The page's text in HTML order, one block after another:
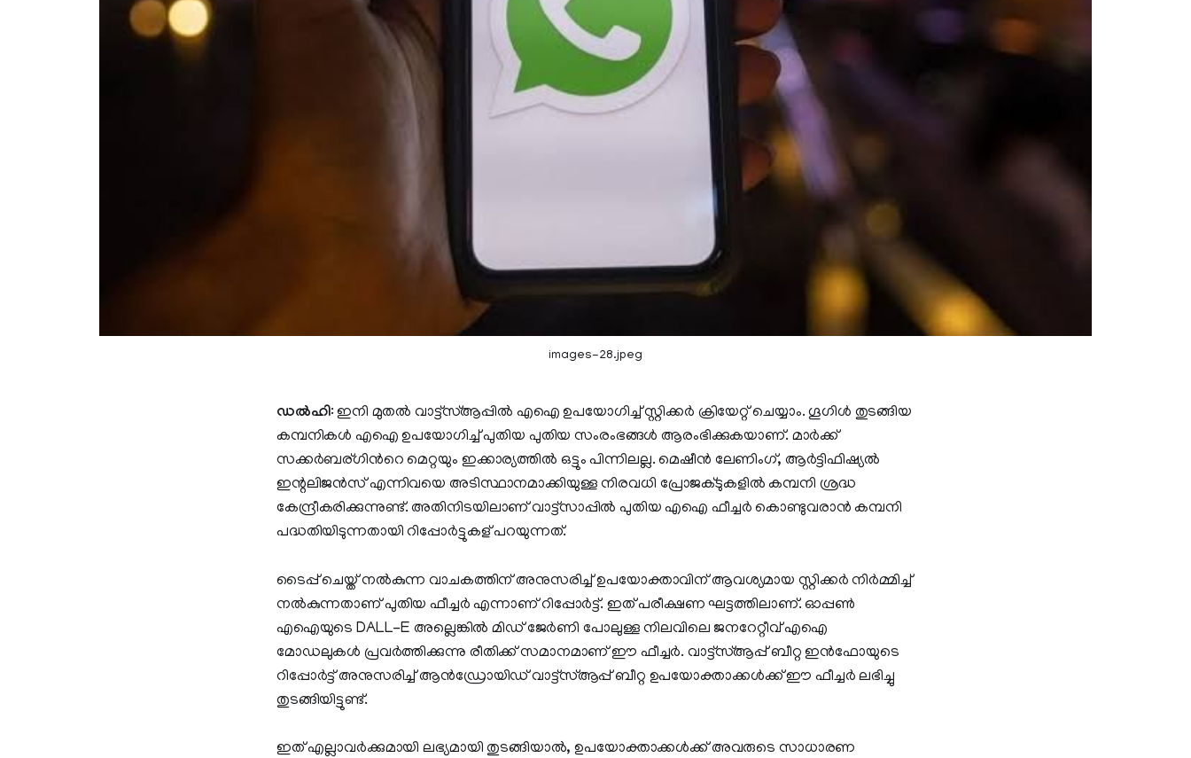
images-28.jpeg
ഡൽഹി: ഇനി മുതൽ വാട്ട്സ്ആപ്പില്‍ എഐ ഉപയോഗിച്ച് സ്റ്റിക്കർ ക്രിയേറ്റ് ചെയ്യാം. ഗൂഗിൾ തുടങ്ങിയ
കമ്പനികൾ എഐ ഉപയോഗിച്ച് പുതിയ പുതിയ സംരംഭങ്ങള്‍‌ ആരംഭിക്കുകയാണ്. മാർക്ക്
സക്കർബര്‌‍ഗിന്‍റെ മെറ്റയും ഇക്കാര്യത്തിൽ ഒട്ടും പിന്നിലല്ല. മെഷീൻ ലേണിംഗ്, ആർട്ടിഫിഷ്യൽ
ഇന്റലിജൻസ് എന്നിവയെ അടിസ്ഥാനമാക്കിയുള്ള നിരവധി പ്രോജക്ടുകളിൽ കമ്പനി ശ്രദ്ധ
കേന്ദ്രീകരിക്കുന്നുണ്ട്. അതിനിടയിലാണ് വാട്ട്‌സാപ്പിൽ പുതിയ എഐ ഫീച്ചർ കൊണ്ടുവരാൻ കമ്പനി
പദ്ധതിയിടുന്നതായി റിപ്പോർട്ടുകള് പറയുന്നത്.
ടൈപ്പ് ചെയ്ത് നല്‍കുന്ന വാചകത്തിന് അനുസരിച്ച് ഉപയോക്താവിന് ആവശ്യമായ സ്റ്റിക്കര്‍ നിര്‍മ്മിച്ച്
നല്‍കുന്നതാണ് പുതിയ ഫീച്ചർ എന്നാണ് റിപ്പോർട്ട്. ഇത് പരീക്ഷണ ഘട്ടത്തിലാണ്. ഓപ്പൺ
എഐയുടെ DALL-E അല്ലെങ്കിൽ മിഡ് ജേർണി പോലുള്ള നിലവിലെ ജനറേറ്റീവ് എഐ
മോഡലുകൾ പ്രവർത്തിക്കുന്നു രീതിക്ക് സമാനമാണ് ഈ ഫീച്ചര്‍. വാട്ട്സ്ആപ്പ് ബീറ്റ ഇൻഫോയുടെ
റിപ്പോർട്ട് അനുസരിച്ച് ആൻഡ്രോയിഡ് വാട്ട്സ്ആപ്പ് ബീറ്റ ഉപയോക്താക്കൾക്ക് ഈ ഫീച്ചർ ലഭിച്ചു
തുടങ്ങിയിട്ടുണ്ട്.
ഇത് എല്ലാവർക്കുമായി ലഭ്യമായി തുടങ്ങിയാൽ, ഉപയോക്താക്കൾക്ക് അവരുടെ സാധാരണ